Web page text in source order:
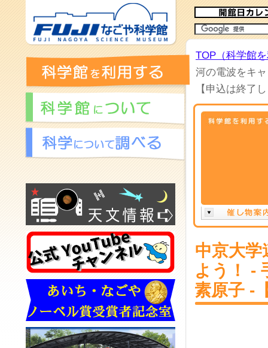
TOP（科学館
河の電波をキ
【申込は終了
中京大
よう！ -
素原子 -